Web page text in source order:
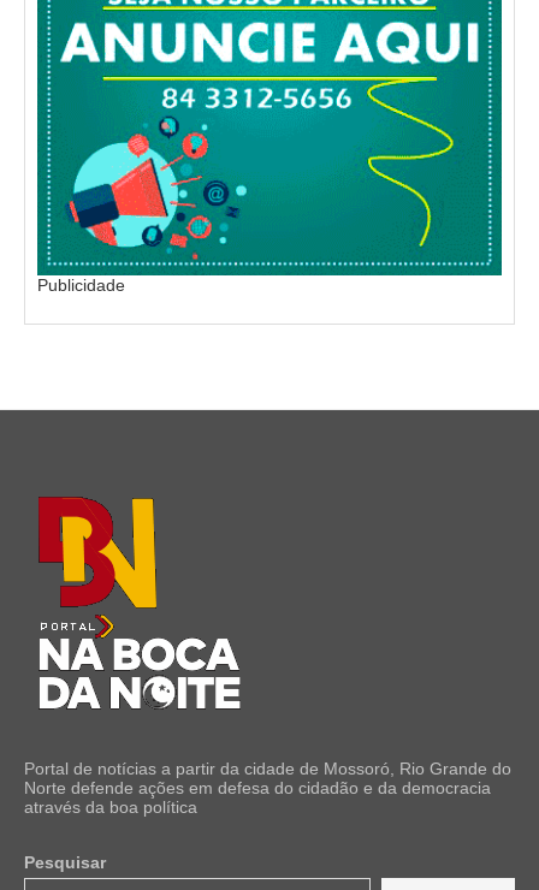
Publicidade
Portal de notícias a partir da cidade de Mossoró, Rio Grande do
Norte defende ações em defesa do cidadão e da democracia
através da boa política
Pesquisar